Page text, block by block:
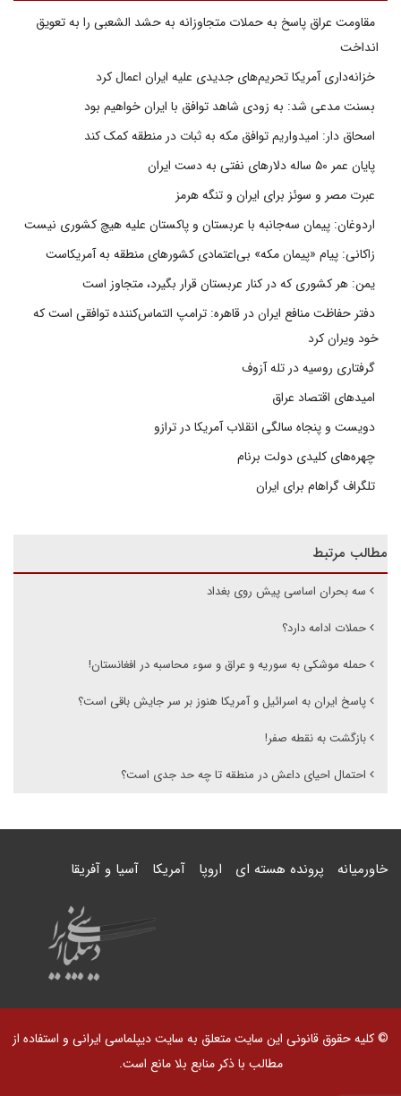
مقاومت عراق پاسخ به حملات متجاوزانه به حشد الشعبی را به تعویق
انداخت
خزانه‌داری آمریکا تحریم‌های جدیدی علیه ایران اعمال کرد
بسنت مدعی شد: به زودی شاهد توافق با ایران خواهیم بود
اسحاق دار: امیدواریم توافق مکه به ثبات در منطقه کمک کند
پایان عمر ۵۰ ساله دلارهای نفتی به دست ایران
عبرت مصر و سوئز برای ایران و تنگه هرمز
اردوغان: پیمان سه‌جانبه با عربستان و پاکستان علیه هیچ کشوری نیست
زاکانی: پیام «پیمان مکه» بی‌اعتمادی کشورهای منطقه به آمریکاست
یمن: هر کشوری که در کنار عربستان قرار بگیرد، متجاوز است
دفتر حفاظت منافع ایران در قاهره: ترامپ التماس‌کننده توافقی است که
خود ویران کرد
گرفتاری روسیه در تله آزوف
امیدهای اقتصاد عراق
دویست و پنجاه سالگی انقلاب آمریکا در ترازو
چهره‌های کلیدی دولت برنام
تلگراف گراهام برای ایران
مطالب مرتبط
سه بحران اساسی پیش روی بغداد
حملات ادامه دارد؟
حمله موشکی به سوریه و عراق و سوء محاسبه در افغانستان!
پاسخ ایران به اسرائیل و آمریکا هنوز بر سر جایش باقی است؟
بازگشت به نقطه صفر!
احتمال احیای داعش در منطقه تا چه حد جدی است؟
خاورمیانه پرونده هسته ای اروپا آمریکا آسیا و آفریقا
© کلیه حقوق قانونی این سایت متعلق به سایت دیپلماسی ایرانی و استفاده از
مطالب با ذکر منابع بلا مانع است.